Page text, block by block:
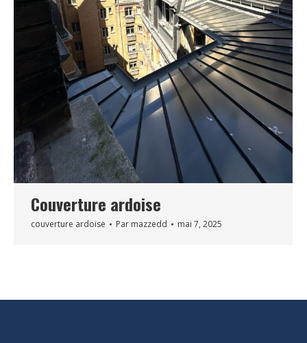
Couverture ardoise
couverture ardoise Par mazzedd mai 7, 2025